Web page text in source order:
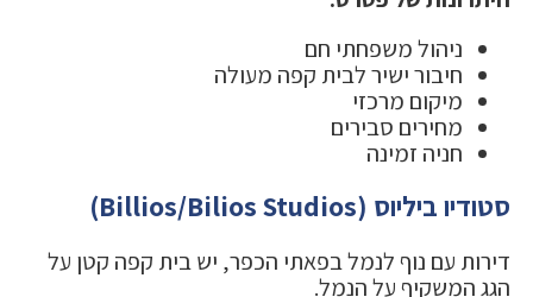
ניהול משפחתי חם
חיבור ישיר לבית קפה מעולה
מיקום מרכזי
מחירים סבירים
חניה זמינה
סטודיו ביליוס (Billios/Bilios Studios)
דירות עם נוף לנמל בפאתי הכפר, יש בית קפה קטן על
הגג המשקיף על הנמל.